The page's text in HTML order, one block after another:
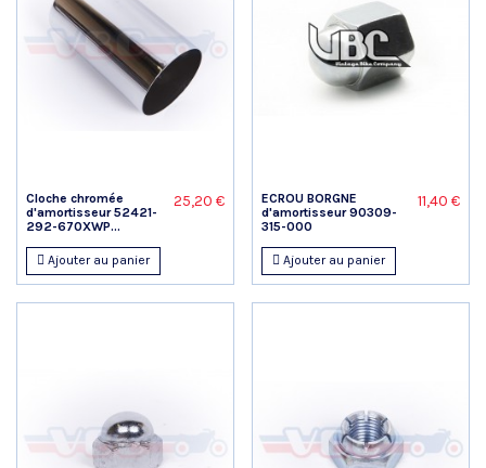
Cloche chromée
d'amortisseur 52421-
292-670XWP...
25,20 €
Ajouter au panier
ECROU BORGNE
d'amortisseur 90309-
315-000
11,40 €
Ajouter au panier